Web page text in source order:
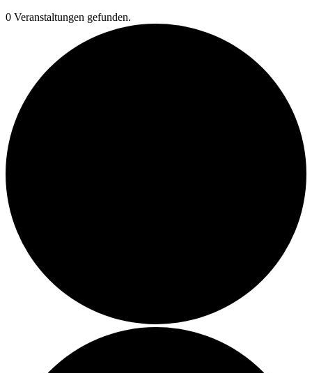
0 Veranstaltungen gefunden.